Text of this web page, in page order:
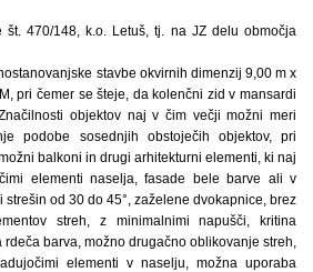
470/148, k.o. Letuš, tj. na JZ delu območja
stavbe okvirnih dimenzij 9,00 m x
pri čemer se šteje, da kolenčni zid v mansardi
objektov naj v čim večji možni meri
podobe sosednjih obstoječih objektov, pri
balkoni in drugi arhitekturni elementi, ki naj
elementi naselja, fasade bele barve ali v
od 30 do 45°, zaželene dvokapnice, brez
streh, z minimalnimi napušči, kritina
barva, možno drugačno oblikovanje streh,
elementi v naselju, možna uporaba